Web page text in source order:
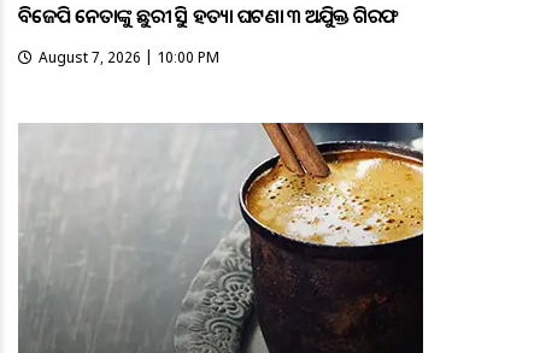
ବିଜେପି ନେତାଙ୍କୁ ଛୁରୀ ଭୁସି ହତ୍ୟା ଘଟଣା ୩ ଅଭିଯୁକ୍ତ ଗିରଫ
August 7, 2026 | 10:00 PM